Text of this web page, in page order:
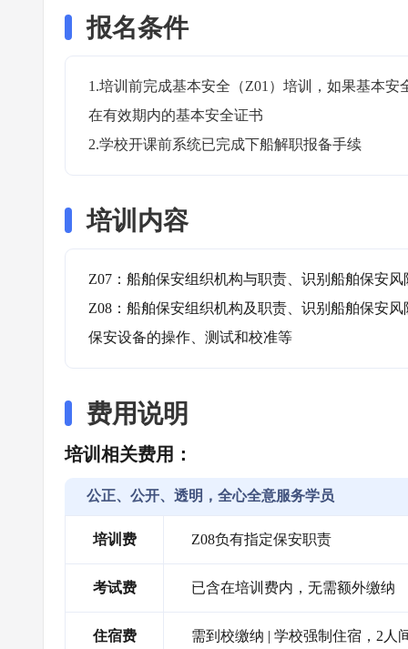
报名条件
1.培训前完成基本安全（Z01）培训，如果基本
在有效期内的基本安全证书
2.学校开课前系统已完成下船解职报备手续
培训内容
Z07：船舶保安组织机构与职责、识别船舶保安
Z08：船舶保安组织机构及职责、识别船舶保安
保安设备的操作、测试和校准等
费用说明
培训相关费用：
公正、公开、透明，全心全意服务学员
培训费 Z08负有指定保安职责
考试费 已含在培训费内，无需额外缴纳
住宿费 需到校缴纳 | 学校强制住宿，2人